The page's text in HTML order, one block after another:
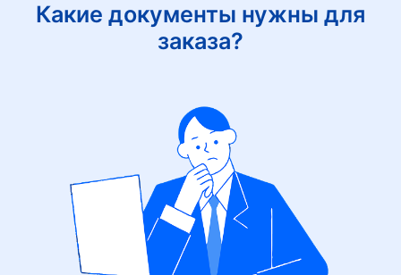
Какие документы нужны для
заказа?